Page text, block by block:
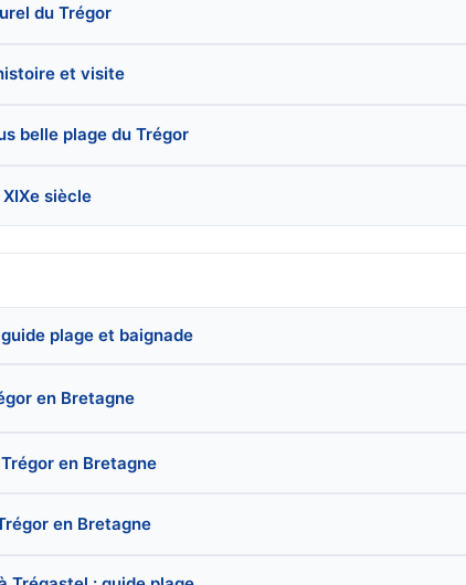
du Trégor
et visite
belle plage du Trégor
siècle
plage et baignade
en Bretagne
en Bretagne
en Bretagne